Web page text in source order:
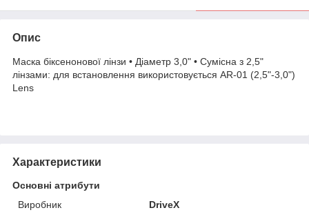
Опис
Маска біксенонової лінзи • Діаметр 3,0" • Сумісна з 2,5"
лінзами: для встановлення використовується AR-01 (2,5"-3,0")
Lens
Характеристики
Основні атрибути
Виробник
DriveX